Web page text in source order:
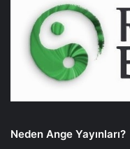
Neden Ange Yayınları?